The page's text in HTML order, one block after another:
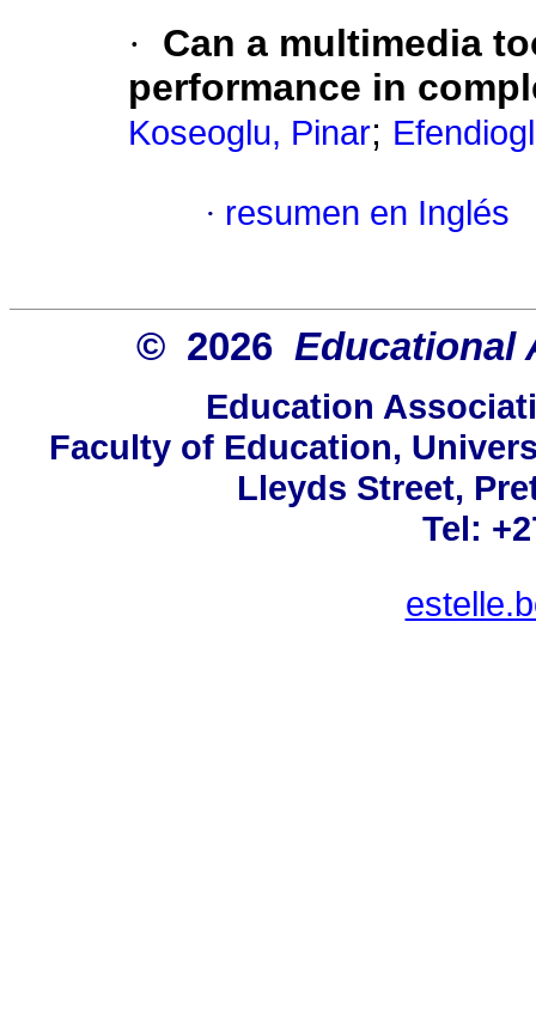
·
Can a multimedia
performance in
Koseoglu, Pinar;
· resumen en Inglés
© 2026 Educational
Education
Faculty of Education,
Lleyds Street,
Tel: